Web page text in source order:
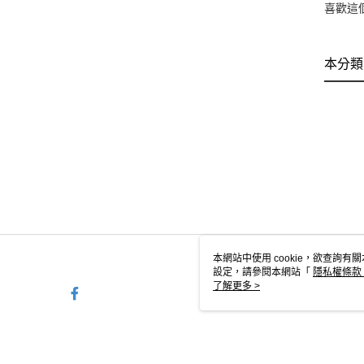
喜歡這
本分
本網站中使用 cookie，欲查詢有
設定，請參閱本網站「 隱私權條款
使用 cookie。
了解更多 >